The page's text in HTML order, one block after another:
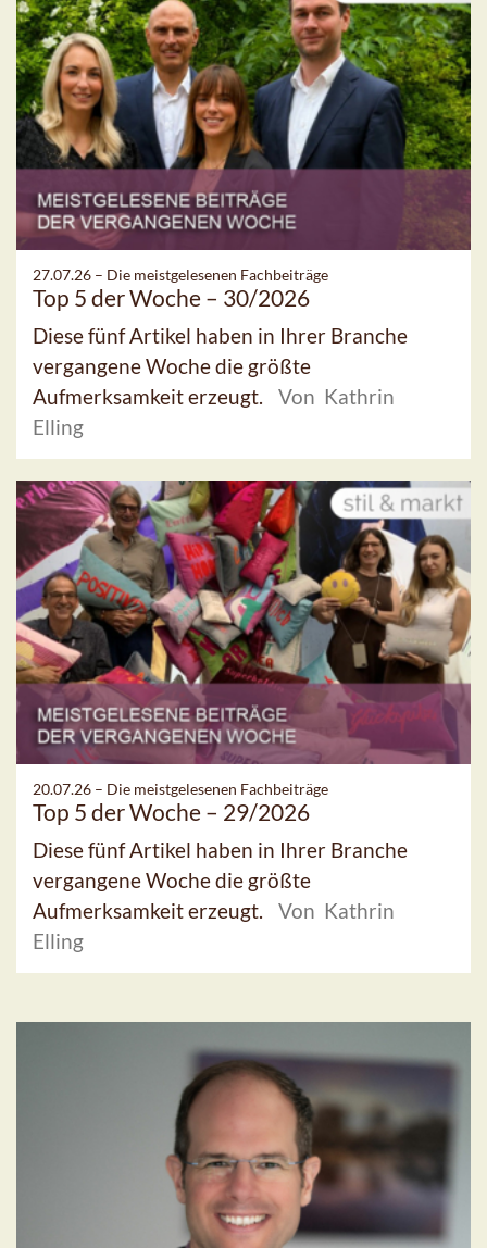
27.07.26 – Die meistgelesenen Fachbeiträge
Top 5 der Woche – 30/2026
Diese fünf Artikel haben in Ihrer Branche
vergangene Woche die größte
Aufmerksamkeit erzeugt.
Von Kathrin
Elling
20.07.26 – Die meistgelesenen Fachbeiträge
Top 5 der Woche – 29/2026
Diese fünf Artikel haben in Ihrer Branche
vergangene Woche die größte
Aufmerksamkeit erzeugt.
Von Kathrin
Elling